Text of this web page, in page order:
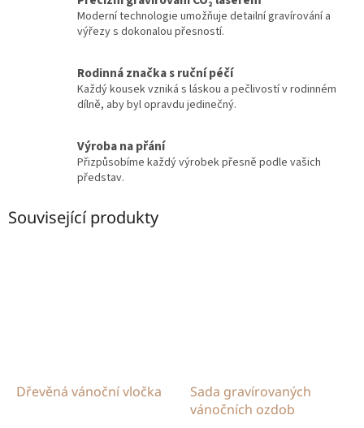
Moderní technologie umožňuje detailní gravírování a
výřezy s dokonalou přesností.
Rodinná značka s ruční péčí
Každý kousek vzniká s láskou a pečlivostí v rodinném
dílně, aby byl opravdu jedinečný.
Výroba na přání
Přizpůsobíme každý výrobek přesně podle vašich
představ.
Související produkty
Dřevěná vánoční vločka
Sada gravírovaných
vánočních ozdob